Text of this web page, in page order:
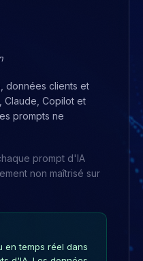
données clients et
Claude, Copilot et
prompts ne
prompt d'IA
non maîtrisé sur
en temps réel dans
d'IA. Les données